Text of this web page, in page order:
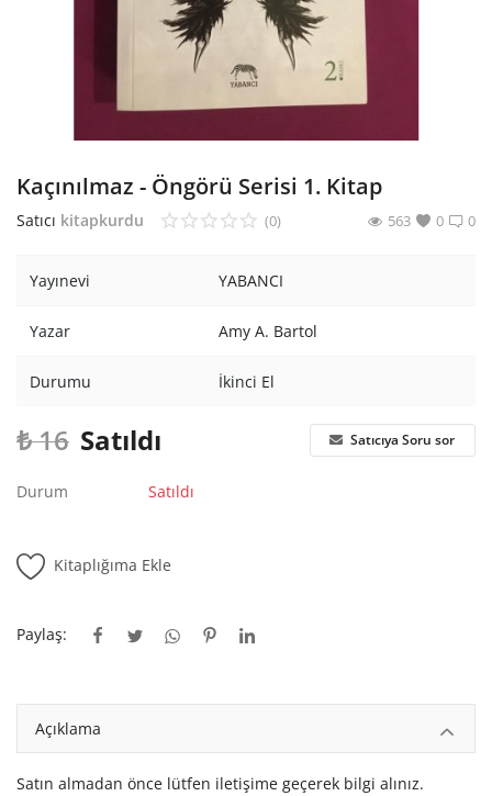
Din Tasavvuf
Hobi Kitapları
Diğer
Kitaplığım
Destek Merkezi
İletişim
TRY (₺)
Kaçınılmaz - Öngörü Serisi 1. Kitap
Satıcı kitapkurdu 0
(0) 0
563
Yayınevi YABANCI
Yazar Amy A. Bartol
Durumu İkinci El
₺16 Satıldı Satıcıya Soru sor
Durum Satıldı
Kitaplığıma Ekle
Paylaş:
Açıklama
Satın almadan önce lütfen iletişime geçerek bilgi alınız.